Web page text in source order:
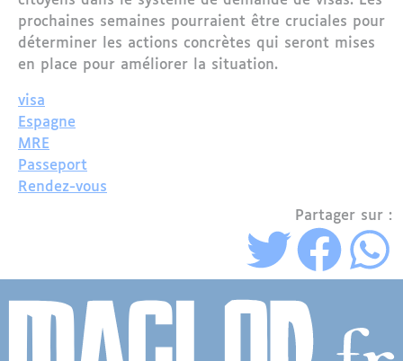
prochaines semaines pourraient être cruciales pour
déterminer les actions concrètes qui seront mises
en place pour améliorer la situation.
visa
Espagne
MRE
Passeport
Rendez-vous
Partager sur :